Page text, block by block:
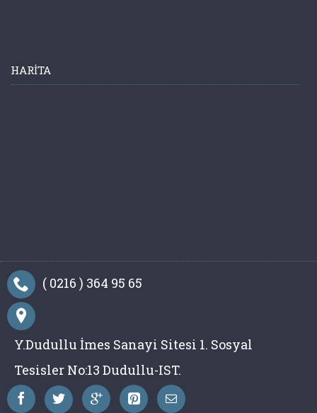
HARITA
( 0216 ) 364 95 65
Y.Dudullu İmes Sanayi Sitesi 1. Sosyal
Tesisler No:13 Dudullu-IST.